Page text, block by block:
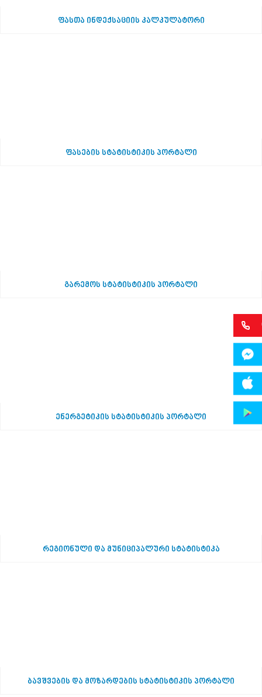
ფასთა ინდექსაციის კალკულატორი
ფასების სტატისტიკის პორტალი
გარემოს სტატისტიკის პორტალი
ენერგეტიკის სტატისტიკის პორტალი
რეგიონული და მუნიციპალური სტატისტიკა
ბავშვების და მოზარდების სტატისტიკის პორტალი